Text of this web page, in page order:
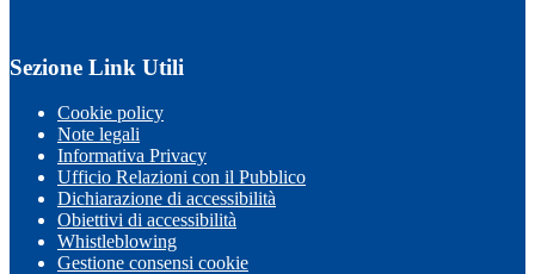
Sezione Link Utili
Cookie policy
Note legali
Informativa Privacy
Ufficio Relazioni con il Pubblico
Dichiarazione di accessibilità
Obiettivi di accessibilità
Whistleblowing
Gestione consensi cookie